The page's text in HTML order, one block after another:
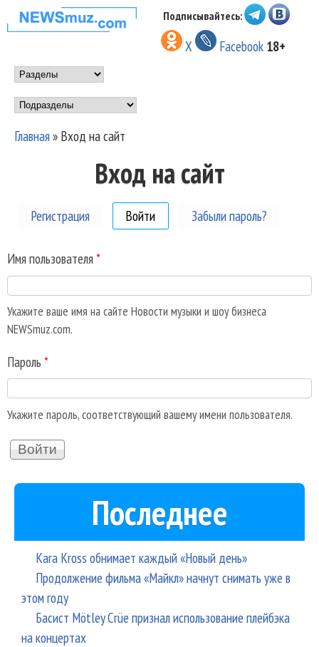
Перейти к основному
содержанию
НОВОСТИ
МУЗЫКИ И
ШОУ БИЗНЕСА
NEWSMUZ.COM
Подписывайтесь:
X Facebook 18+
Main menu
Подразделы
Вы здесь
Главная» Вход на сайт
Вход на сайт
Регистрация Войти (активная вкладка)
Забыли пароль?
Имя пользователя *
Укажите ваше имя на сайте Новости музыки и шоу бизнеса
NEWSmuz.com.
Пароль *
Укажите пароль, соответствующий вашему имени пользователя.
Последнее
Kara Kross обнимает каждый «Новый день»
Продолжение фильма «Майкл» начнут снимать уже в
этом году
Басист Mötley Crüe признал использование плейбэка
на концертах